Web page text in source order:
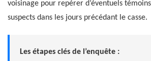
voisinage pour repérer d’éventuels
suspects dans les jours précédant le casse.
Les étapes clés de l’enquête :